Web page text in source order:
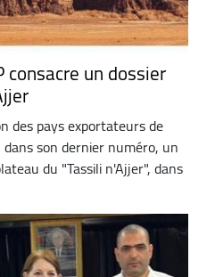
consacre un dossier
des pays exportateurs de
son dernier numéro, un
du "Tassili n'Ajjer", dans